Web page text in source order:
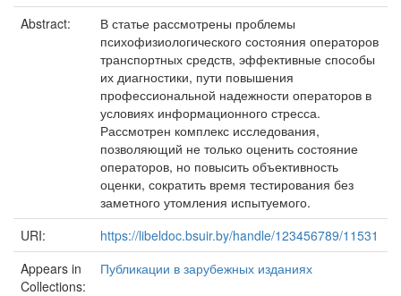
Abstract:
В статье рассмотрены проблемы
психофизиологического состояния операторов
транспортных средств, эффективные способы
их диагностики, пути повышения
профессиональной надежности операторов в
условиях информационного стресса.
Рассмотрен комплекс исследования,
позволяющий не только оценить состояние
операторов, но повысить объективность
оценки, сократить время тестирования без
заметного утомления испытуемого.
URI:
https://libeldoc.bsuir.by/handle/123456789/11531
Appears in
Collections:
Публикации в зарубежных изданиях